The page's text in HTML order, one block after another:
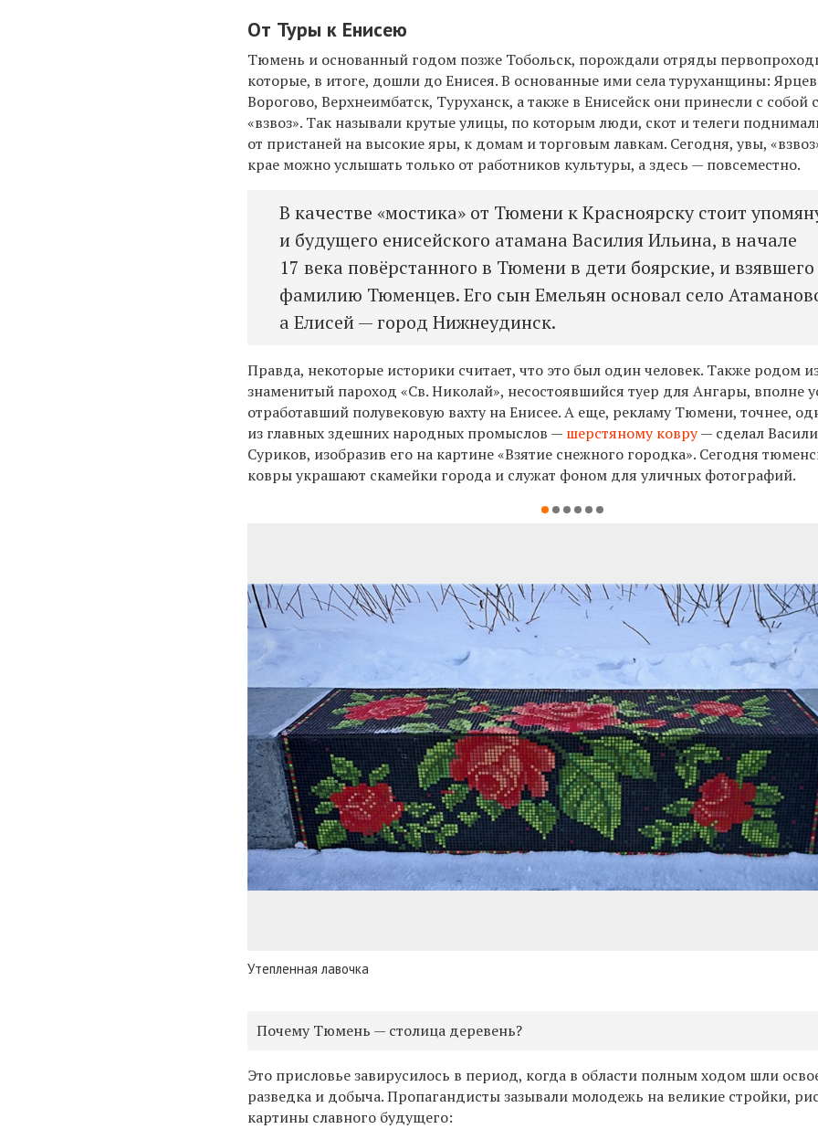
От Туры к Енисею
Тюмень и основанный годом позже Тобольск, порождали отряды
которые, в итоге, дошли до Енисея. В основанные ими села туруханщины:
Ворогово, Верхнеимбатск, Туруханск, а также в Енисейск они принесли с собой
«взвоз». Так называли крутые улицы, по которым люди, скот и телеги
от пристаней на высокие яры, к домам и торговым лавкам. Сегодня, увы,
крае можно услышать только от работников культуры, а здесь — повсеместно.
В качестве «мостика» от Тюмени к Красноярску стоит
и будущего енисейского атамана Василия Ильина, в начале
17 века повёрстанного в Тюмени в дети боярские, и взявшего
фамилию Тюменцев. Его сын Емельян основал село
а Елисей — город Нижнеудинск.
Правда, некоторые историки считает, что это был один человек. Также родом
знаменитый пароход «Св. Николай», несостоявшийся туер для Ангары, вполне
отработавший полувековую вахту на Енисее. А еще, рекламу Тюмени, точнее,
из главных здешних народных промыслов — шерстяному ковру— сделал
Суриков, изобразив его на картине «Взятие снежного городка». Сегодня
ковры украшают скамейки города и служат фоном для уличных фотографий.
Утепленная лавочка
Почему Тюмень — столица деревень?
Это присловье завирусилось в период, когда в области полным ходом шли
разведка и добыча. Пропагандисты зазывали молодежь на великие стройки,
картины славного будущего: